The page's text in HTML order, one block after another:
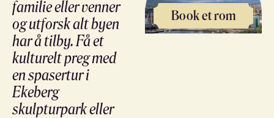
Book et rom
familie eller venner
og utforsk alt byen
har å tilby. Få et
kulturelt preg med
en spasertur i
Ekeberg
skulpturpark eller